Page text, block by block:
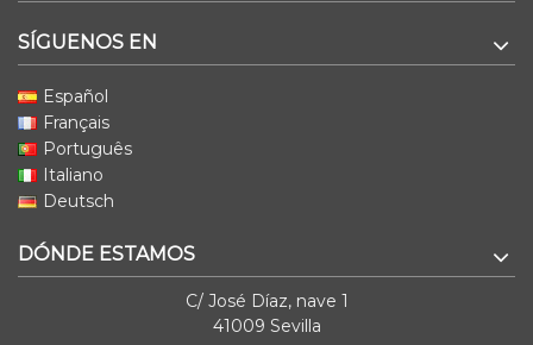
SÍGUENOS EN
Español
Français
Português
Italiano
Deutsch
DÓNDE ESTAMOS
C/ José Díaz, nave 1
41009 Sevilla